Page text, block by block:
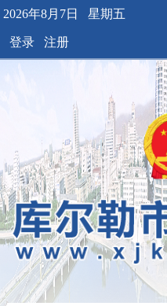
2026年8月7日 星期五
登录 注册